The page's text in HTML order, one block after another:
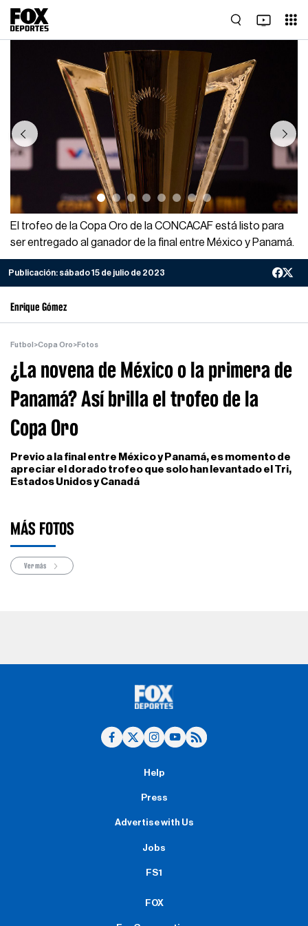
Previous Next
El trofeo de la Copa Oro de la CONCACAF está listo para
ser entregado al ganador de la final entre México y Panamá.
Publicación: sábado 15 de julio de 2023
Enrique Gómez
Futbol >Copa Oro>Fotos
¿La novena de México o la primera de
Panamá? Así brilla el trofeo de la
Copa Oro
Previo a la final entre México y Panamá, es momento de
apreciar el dorado trofeo que solo han levantado el Tri,
Estados Unidos y Canadá
MÁS FOTOS
Ver más
Help
Press
Advertise with Us
Jobs
FS1
FOX